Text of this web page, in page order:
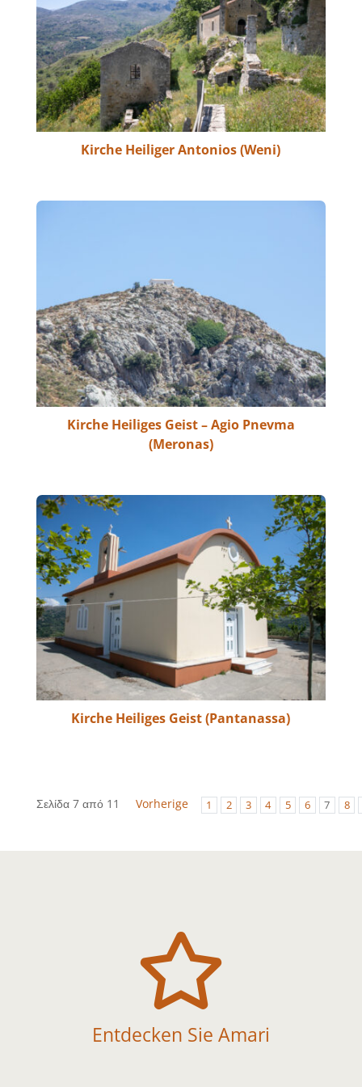
Kirche Heiliger Antonios (Weni)
Kirche Heiliges Geist – Agio Pnevma
(Meronas)
Kirche Heiliges Geist (Pantanassa)
Σελίδα 7 από 11 Vorherige 1 2 3 4 5 6 7 8

Entdecken Sie Amari